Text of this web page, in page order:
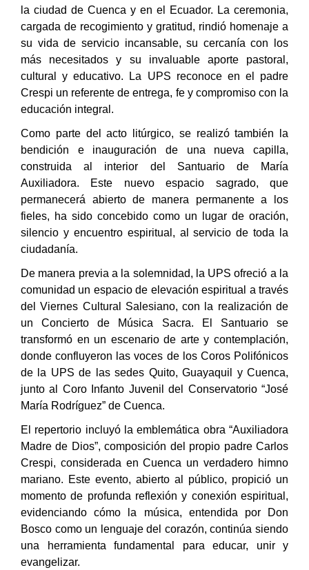
la ciudad de Cuenca y en el Ecuador. La ceremonia,
cargada de recogimiento y gratitud, rindió homenaje a
su vida de servicio incansable, su cercanía con los
más necesitados y su invaluable aporte pastoral,
cultural y educativo. La UPS reconoce en el padre
Crespi un referente de entrega, fe y compromiso con la
educación integral.
Como parte del acto litúrgico, se realizó también la
bendición e inauguración de una nueva capilla,
construida al interior del Santuario de María
Auxiliadora. Este nuevo espacio sagrado, que
permanecerá abierto de manera permanente a los
fieles, ha sido concebido como un lugar de oración,
silencio y encuentro espiritual, al servicio de toda la
ciudadanía.
De manera previa a la solemnidad, la UPS ofreció a la
comunidad un espacio de elevación espiritual a través
del Viernes Cultural Salesiano, con la realización de
un Concierto de Música Sacra. El Santuario se
transformó en un escenario de arte y contemplación,
donde confluyeron las voces de los Coros Polifónicos
de la UPS de las sedes Quito, Guayaquil y Cuenca,
junto al Coro Infanto Juvenil del Conservatorio “José
María Rodríguez” de Cuenca.
El repertorio incluyó la emblemática obra “Auxiliadora
Madre de Dios”, composición del propio padre Carlos
Crespi, considerada en Cuenca un verdadero himno
mariano. Este evento, abierto al público, propició un
momento de profunda reflexión y conexión espiritual,
evidenciando cómo la música, entendida por Don
Bosco como un lenguaje del corazón, continúa siendo
una herramienta fundamental para educar, unir y
evangelizar.